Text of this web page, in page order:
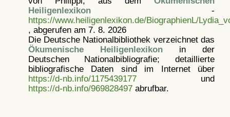
Heiligenlexikon-
https://www.heiligenlexikon.de/BiographienL/
, abgerufen am 7. 8. 2026
Die Deutsche Nationalbibliothek verzeichnet das
Ökumenische Heiligenlexikonin der
Deutschen Nationalbibliografie; detaillierte
bibliografische Daten sind im Internet über
https://d-nb.info/1175439177und
https://d-nb.info/969828497abrufbar.